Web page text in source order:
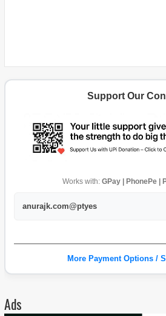
Support Our
Works with: GPay | PhonePe |
anurajk.com@ptyes
More Payment Options /
Ads